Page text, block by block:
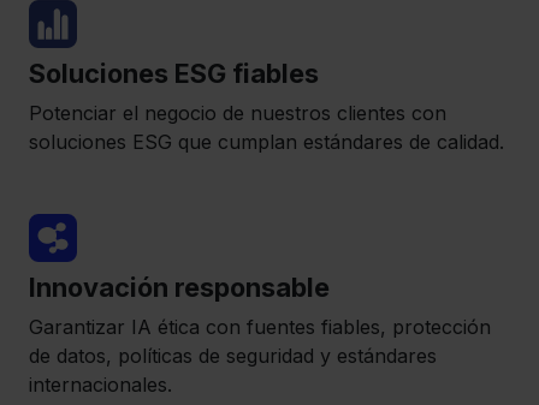
Soluciones ESG fiables
Potenciar el negocio de nuestros clientes con
soluciones ESG que cumplan estándares de calidad.
Innovación responsable
Garantizar IA ética con fuentes fiables, protección
de datos, políticas de seguridad y estándares
internacionales.